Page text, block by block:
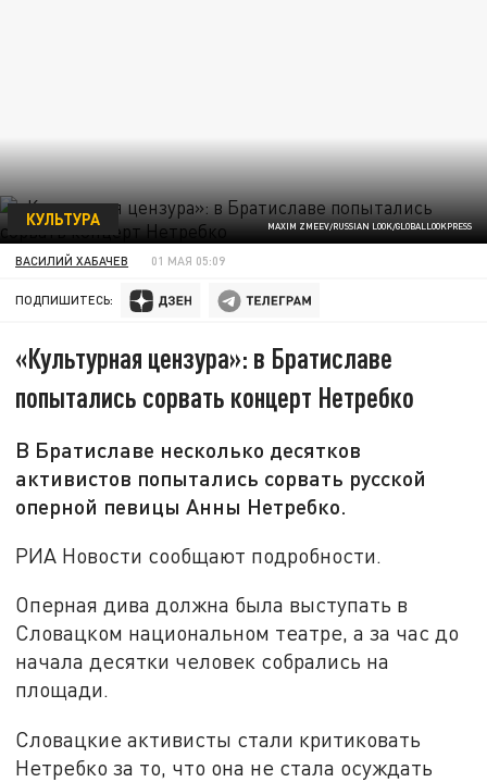
MAXIM ZMEEV/RUSSIAN LOOK/GLOBALLOOKPRESS
КУЛЬТУРА
ВАСИЛИЙ ХАБАЧЕВ 01 МАЯ 05:09
ПОДПИШИТЕСЬ:
«Культурная цензура»: в Братиславе
попытались сорвать концерт Нетребко
В Братиславе несколько десятков
активистов попытались сорвать русской
оперной певицы Анны Нетребко.
РИА Новости сообщают подробности.
Оперная дива должна была выступать в
Словацком национальном театре, а за час до
начала десятки человек собрались на
площади.
Словацкие активисты стали критиковать
Нетребко за то, что она не стала осуждать